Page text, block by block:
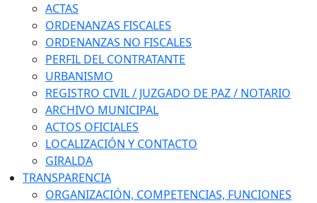
ACTAS
ORDENANZAS FISCALES
ORDENANZAS NO FISCALES
PERFIL DEL CONTRATANTE
URBANISMO
REGISTRO CIVIL / JUZGADO DE PAZ / NOTARIO
ARCHIVO MUNICIPAL
ACTOS OFICIALES
LOCALIZACIÓN Y CONTACTO
GIRALDA
TRANSPARENCIA
ORGANIZACIÓN, COMPETENCIAS, FUNCIONES